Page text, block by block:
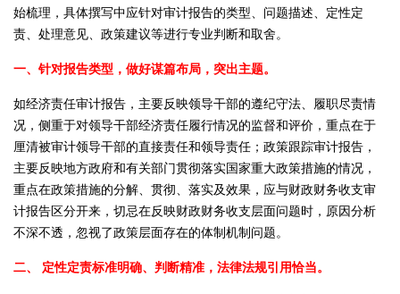
始梳理，具体撰写中应针对审计报告的类型、问题描述、定性定
责、处理意见、政策建议等进行专业判断和取舍。
一、针对报告类型，做好谋篇布局，突出主题。
如经济责任审计报告，主要反映领导干部的遵纪守法、履职尽责情
况，侧重于对领导干部经济责任履行情况的监督和评价，重点在于
厘清被审计领导干部的直接责任和领导责任；政策跟踪审计报告，
主要反映地方政府和有关部门贯彻落实国家重大政策措施的情况，
重点在政策措施的分解、贯彻、落实及效果，应与财政财务收支审
计报告区分开来，切忌在反映财政财务收支层面问题时，原因分析
不深不透，忽视了政策层面存在的体制机制问题。
二、 定性定责标准明确、判断精准，法律法规引用恰当。